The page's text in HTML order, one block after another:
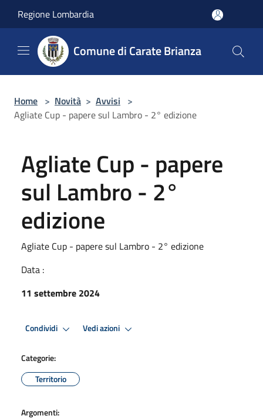
Regione Lombardia
Comune di Carate Brianza
Home > Novità > Avvisi >
Agliate Cup - papere sul Lambro - 2° edizione
Agliate Cup - papere
sul Lambro - 2°
edizione
Agliate Cup - papere sul Lambro - 2° edizione
Data :
11 settembre 2024
Condividi Vedi azioni
Categorie:
Territorio
Argomenti: